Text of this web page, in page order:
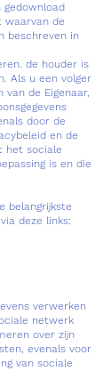
waarvan de
beschreven in
de houder is
Als u een volger
de Eigenaar,
door de
en de
het sociale
is en die
belangrijkste
deze links:
verwerken
netwerk
over zijn
evenals voor
van sociale